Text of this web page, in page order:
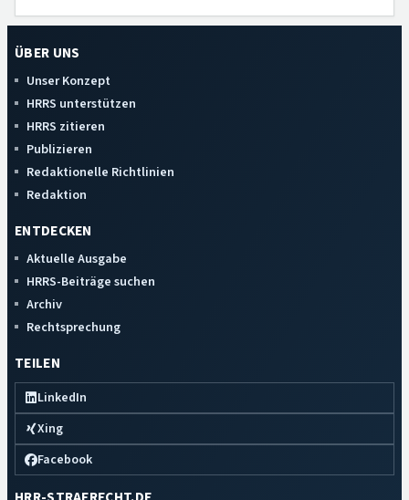
ÜBER UNS
Unser Konzept
HRRS unterstützen
HRRS zitieren
Publizieren
Redaktionelle Richtlinien
Redaktion
ENTDECKEN
Aktuelle Ausgabe
HRRS-Beiträge suchen
Archiv
Rechtsprechung
TEILEN
LinkedIn
Xing
Facebook